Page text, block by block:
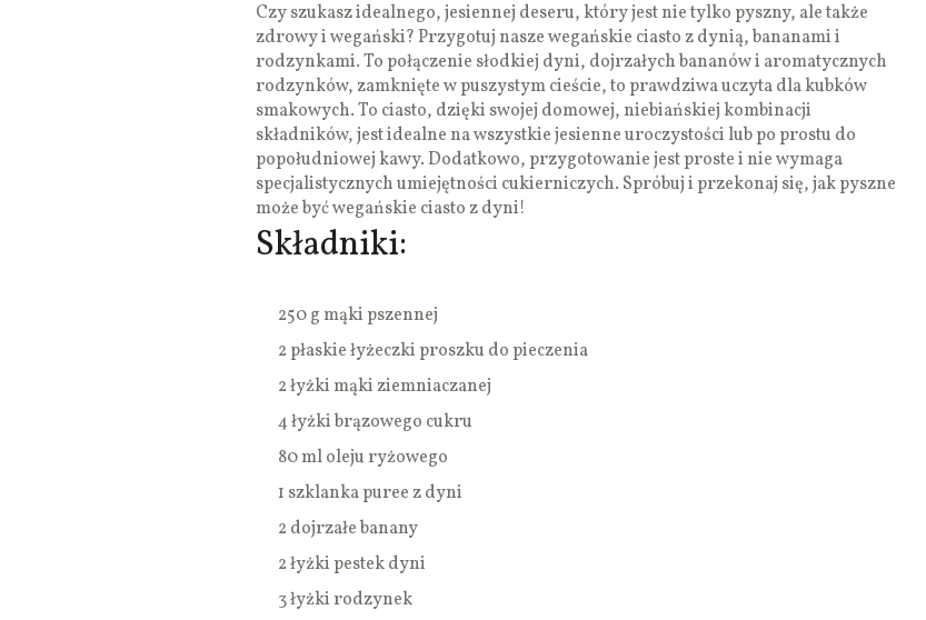
Czy szukasz idealnego, jesiennej deseru, który jest nie tylko pyszny, ale także
zdrowy i wegański? Przygotuj nasze wegańskie ciasto z dynią, bananami i
rodzynkami. To połączenie słodkiej dyni, dojrzałych bananów i aromatycznych
rodzynków, zamknięte w puszystym cieście, to prawdziwa uczyta dla kubków
smakowych. To ciasto, dzięki swojej domowej, niebiańskiej kombinacji
składników, jest idealne na wszystkie jesienne uroczystości lub po prostu do
popołudniowej kawy. Dodatkowo, przygotowanie jest proste i nie wymaga
specjalistycznych umiejętności cukierniczych. Spróbuj i przekonaj się, jak pyszne
może być wegańskie ciasto z dyni!
Składniki:
250 g mąki pszennej
2 płaskie łyżeczki proszku do pieczenia
2 łyżki mąki ziemniaczanej
4 łyżki brązowego cukru
80 ml oleju ryżowego
1 szklanka puree z dyni
2 dojrzałe banany
2 łyżki pestek dyni
3 łyżki rodzynek